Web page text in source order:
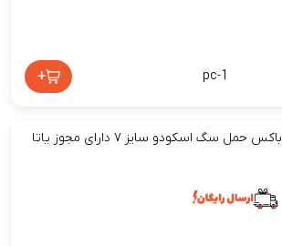
pc-1
+
باکس حمل سگ اسکودو سایز ۷ دارای مجوز یاتا